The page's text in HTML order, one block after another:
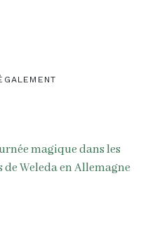
magique dans les
Weleda en Allemagne